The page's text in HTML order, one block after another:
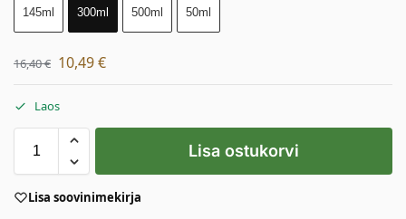
145ml 300ml 500ml 50ml
16,40€ 10,49€
Laos
Lisa ostukorvi
Lisa soovinimekirja